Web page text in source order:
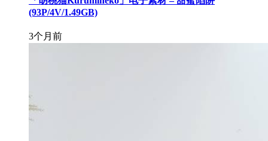
(93P/4V/1.49GB)
3个月前